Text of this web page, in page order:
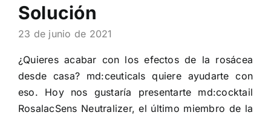
sobre md:ceuticals
Solución
23 de junio de 2021
¿Quieres acabar con los efectos de la rosácea
desde casa? md:ceuticals quiere ayudarte con
eso. Hoy nos gustaría presentarte md:cocktail
RosalacSens Neutralizer, el último miembro de la